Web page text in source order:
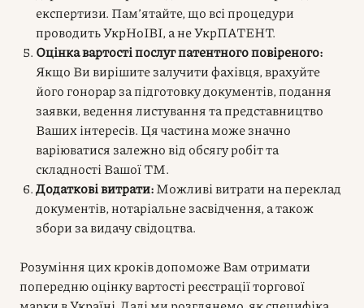
експертизи. Пам’ятайте, що всі процедури
проводить УкрНоІВІ, а не УкрПАТЕНТ.
Оцінка вартості послуг патентного повіреного:
Якщо Ви вирішите залучити фахівця, врахуйте
його гонорар за підготовку документів, подання
заявки, ведення листування та представництво
Ваших інтересів. Ця частина може значно
варіюватися залежно від обсягу робіт та
складності Вашої ТМ.
Додаткові витрати:Можливі витрати на переклад
документів, нотаріальне засвідчення, а також
збори за видачу свідоцтва.
Розуміння цих кроків допоможе Вам отримати
попередню оцінку вартості реєстрації торгової